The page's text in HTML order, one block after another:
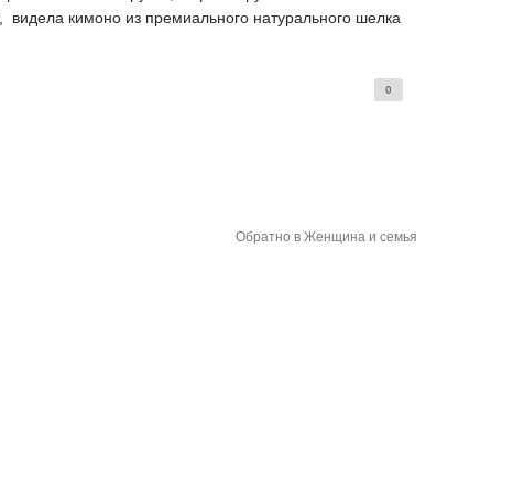
видела кимоно из премиального натурального шелка
0
Обратно в Женщина и семья